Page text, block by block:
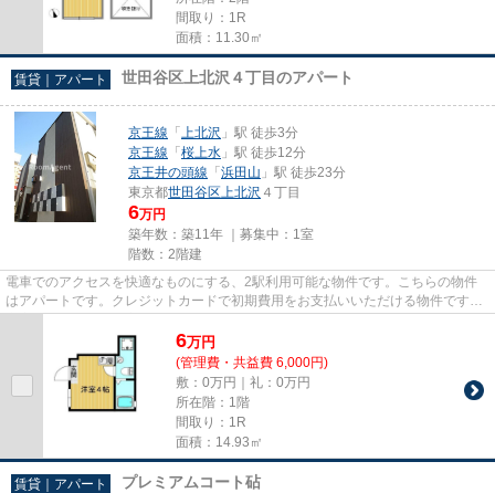
間取り：1R
面積：11.30㎡
賃貸｜アパート 世田谷区上北沢４丁目のアパート
京王線 「 上北沢 」駅 徒歩3分
京王線 「 桜上水 」駅 徒歩12分
京王井の頭線 「 浜田山 」駅 徒歩23分
東京都世田谷区上北沢 ４丁目
6万円
築年数：築11年 ｜募集中： 1室
階数：2階建
電車でのアクセスを快適なものにする、2駅利用可能な物件です。こちらの物件
はアパートです。クレジットカードで初期費用をお支払いいただける物件です。
6万円
(管理費・共益費 6,000円)
敷：0万円｜礼：0万円
所在階：1階
間取り：1R
面積：14.93㎡
賃貸｜アパート プレミアムコート砧